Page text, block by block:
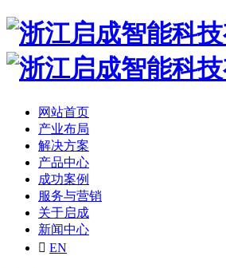
网站首页
产业布局
解决方案
产品中心
成功案例
服务与营销
关于启成
新闻中心
 EN